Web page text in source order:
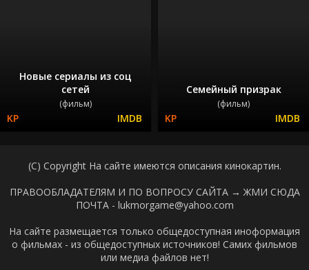
Новые сериалы из соц
сетей
(фильм)
Семейный призрак
(фильм)
(C) Copyright На сайте имеются описания кинокартин.
ПРАВООБЛАДАТЕЛЯМ И ПО ВОПРОСУ САЙТА → ЖМИ СЮДА
ПОЧТА - lukmorgame@yahoo.com
На сайте размещается только общедоступная иноформация
о фильмах - из общедоступных источников! Самих фильмов
или медиа файлов нет!